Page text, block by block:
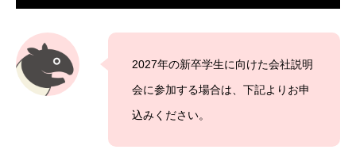
2027年の新卒学生に向けた会社説明
会に参加する場合は、下記よりお申
込みください。